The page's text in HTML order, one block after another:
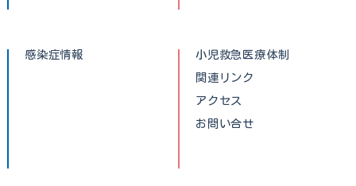
感染症情報
小児救急医療体制
関連リンク
アクセス
お問い合せ